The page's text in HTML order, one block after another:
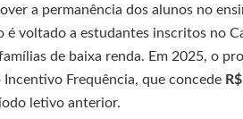
a permanência dos alunos no
voltado a estudantes inscritos no
de baixa renda. Em 2025, o
Frequência, que concede
letivo anterior.